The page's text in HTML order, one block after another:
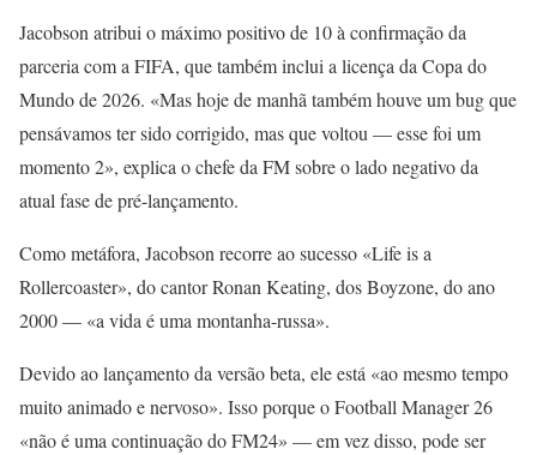
Jacobson atribui o máximo positivo de 10 à confirmação da
parceria com a FIFA, que também inclui a licença da Copa do
Mundo de 2026. «Mas hoje de manhã também houve um bug que
pensávamos ter sido corrigido, mas que voltou — esse foi um
momento 2», explica o chefe da FM sobre o lado negativo da
atual fase de pré-lançamento.
Como metáfora, Jacobson recorre ao sucesso «Life is a
Rollercoaster», do cantor Ronan Keating, dos Boyzone, do ano
2000 — «a vida é uma montanha-russa».
Devido ao lançamento da versão beta, ele está «ao mesmo tempo
muito animado e nervoso». Isso porque o Football Manager 26
«não é uma continuação do FM24» — em vez disso, pode ser